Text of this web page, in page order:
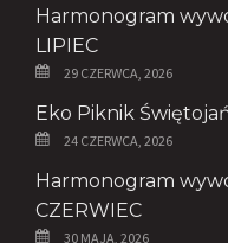
Harmonogram
LIPIEC
29 CZERWCA, 2026
Eko Piknik
24 CZERWCA, 2026
Harmonogram
CZERWIEC
30 MAJA, 2026